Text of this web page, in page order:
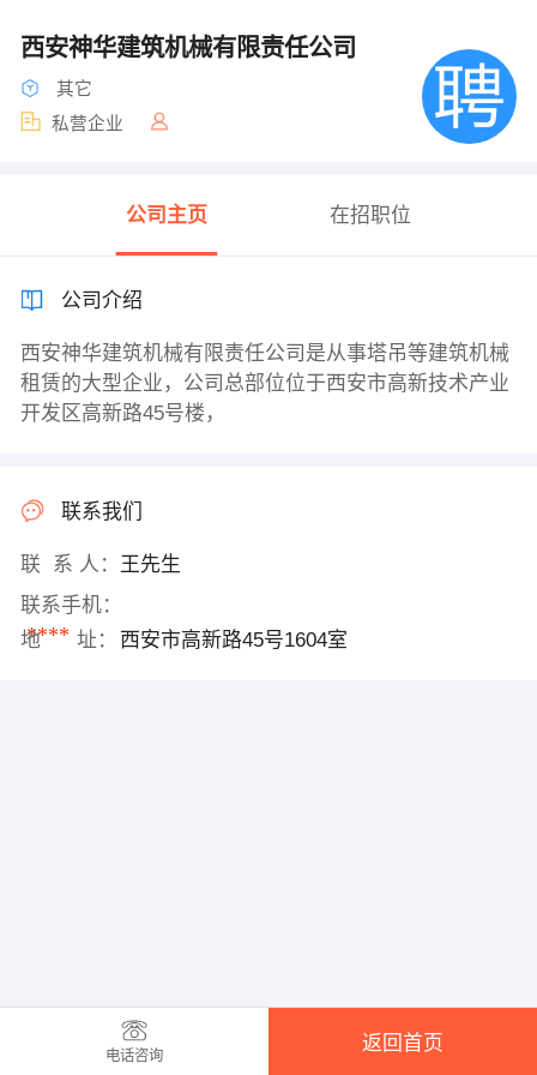
西安神华建筑机械有限责任公司
其它
私营企业
公司主页 在招职位
公司介绍
西安神华建筑机械有限责任公司是从事塔吊等建筑机械
租赁的大型企业，公司总部位位于西安市高新技术产业
开发区高新路45号楼，
联系我们
联 系 人： 王先生
联系手机：
****
地 址： 西安市高新路45号1604室
电话咨询
返回首页